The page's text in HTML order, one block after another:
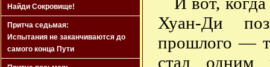
Найди Сокровище!
Притча седьмая:
Испытания не заканчиваются до
самого конца Пути
Хуан-Ди
прошлого —
стал одним